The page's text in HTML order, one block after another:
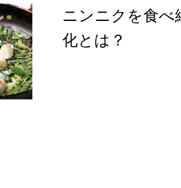
ニンニクを食べ
化とは？